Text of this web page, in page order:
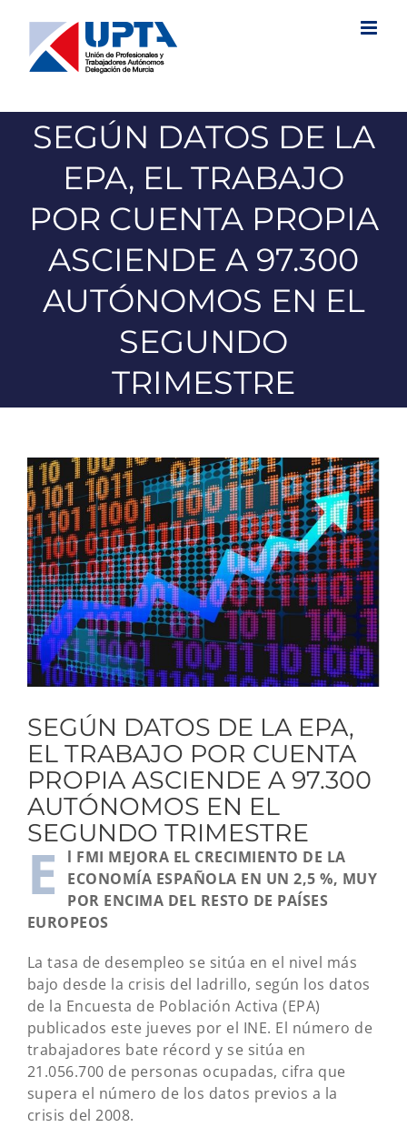
contenido
SEGÚN DATOS DE LA
EPA, EL TRABAJO
POR CUENTA PROPIA
ASCIENDE A 97.300
AUTÓNOMOS EN EL
SEGUNDO
TRIMESTRE
Ver
imagen
más
grande
SEGÚN DATOS DE LA EPA,
EL TRABAJO POR CUENTA
PROPIA ASCIENDE A 97.300
AUTÓNOMOS EN EL
SEGUNDO TRIMESTRE
E
l FMI MEJORA EL CRECIMIENTO DE LA
ECONOMÍA ESPAÑOLA EN UN 2,5 %, MUY
POR ENCIMA DEL RESTO DE PAÍSES
EUROPEOS
La tasa de desempleo se sitúa en el nivel más
bajo desde la crisis del ladrillo, según los datos
de la Encuesta de Población Activa (EPA)
publicados este jueves por el INE. El número de
trabajadores bate récord y se sitúa en
21.056.700 de personas ocupadas, cifra que
supera el número de los datos previos a la
crisis del 2008.